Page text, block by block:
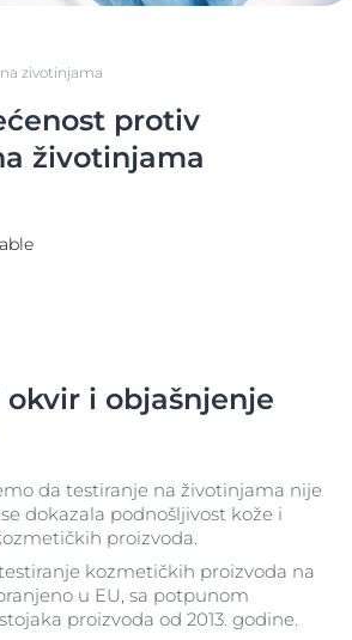
zivotinjama
protiv
životinjama
okvir i objašnjenje
da testiranje na životinjama nije
dokazala podnošljivost kože i
proizvoda.
kozmetičkih proizvoda na
u EU, sa potpunom
proizvoda od 2013. godine.